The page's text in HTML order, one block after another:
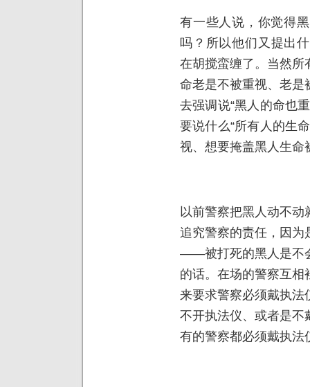
有一些人说，你觉得
吗？所以他们又提出
在胡搅蛮缠了。当然所
命老是不被重视、老是
去强调说“黑人的命也
要说什么“所有人的生
视、想要掩盖黑人生命
以前警察把黑人动不
追究警察的责任，因为
——被打死的黑人是不
的话。在场的警察互
来要求警察必须戴执法
不开执法仪、或者是不
有的警察都必须戴执法